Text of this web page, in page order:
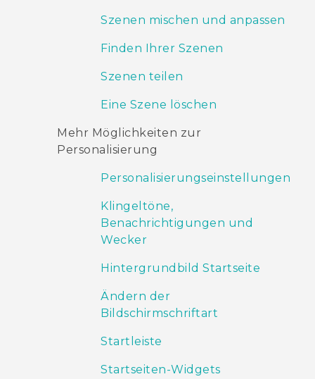
Szenen mischen und anpassen
Finden Ihrer Szenen
Szenen teilen
Eine Szene löschen
Mehr Möglichkeiten zur
Personalisierung
Personalisierungseinstellungen
Klingeltöne,
Benachrichtigungen und
Wecker
Hintergrundbild Startseite
Ändern der
Bildschirmschriftart
Startleiste
Startseiten-Widgets